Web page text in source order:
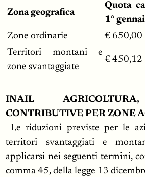
Zona geografica
Quota
1°
Zone ordinarie
€ 650,00
Territori montani e
zone svantaggiate
€ 450,12
INAIL
CONTRIBUTIVE PER ZONE
Le riduzioni previste per le
territori svantaggiati e
applicarsi nei seguenti termini,
comma 45, della legge 13